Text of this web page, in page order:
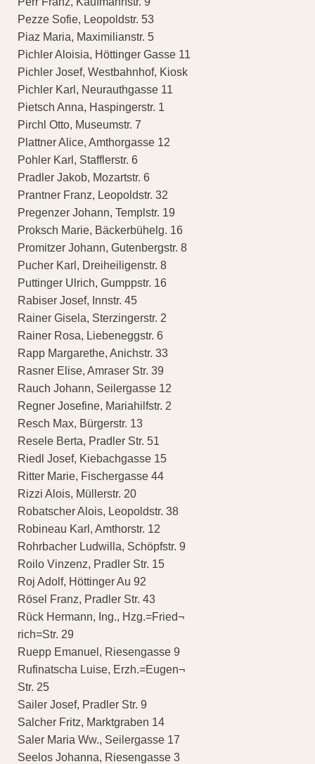
Pezze Sofie, Leopoldstr. 53
Piaz Maria, Maximilianstr. 5
Pichler Aloisia, Höttinger Gasse 11
Pichler Josef, Westbahnhof, Kiosk
Pichler Karl, Neurauthgasse 11
Pietsch Anna, Haspingerstr. 1
Pirchl Otto, Museumstr. 7
Plattner Alice, Amthorgasse 12
Pohler Karl, Stafflerstr. 6
Pradler Jakob, Mozartstr. 6
Prantner Franz, Leopoldstr. 32
Pregenzer Johann, Templstr. 19
Proksch Marie, Bäckerbühelg. 16
Promitzer Johann, Gutenbergstr. 8
Pucher Karl, Dreiheiligenstr. 8
Puttinger Ulrich, Gumppstr. 16
Rabiser Josef, Innstr. 45
Rainer Gisela, Sterzingerstr. 2
Rainer Rosa, Liebeneggstr. 6
Rapp Margarethe, Anichstr. 33
Rasner Elise, Amraser Str. 39
Rauch Johann, Seilergasse 12
Regner Josefine, Mariahilfstr. 2
Resch Max, Bürgerstr. 13
Resele Berta, Pradler Str. 51
Riedl Josef, Kiebachgasse 15
Ritter Marie, Fischergasse 44
Rizzi Alois, Müllerstr. 20
Robatscher Alois, Leopoldstr. 38
Robineau Karl, Amthorstr. 12
Rohrbacher Ludwilla, Schöpfstr. 9
Roilo Vinzenz, Pradler Str. 15
Roj Adolf, Höttinger Au 92
Rösel Franz, Pradler Str. 43
Rück Hermann, Ing., Hzg.=Fried¬
rich=Str. 29
Ruepp Emanuel, Riesengasse 9
Rufinatscha Luise, Erzh.=Eugen¬
Str. 25
Sailer Josef, Pradler Str. 9
Salcher Fritz, Marktgraben 14
Saler Maria Ww., Seilergasse 17
Seelos Johanna, Riesengasse 3